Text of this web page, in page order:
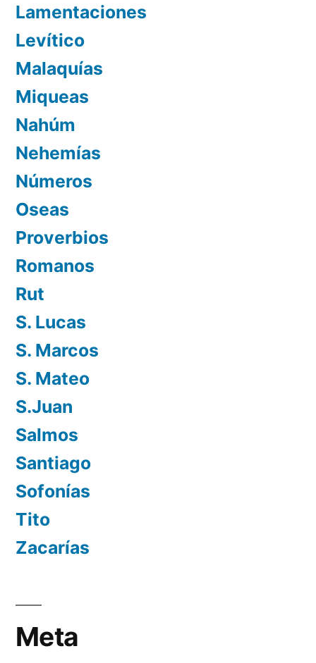
Lamentaciones
Levítico
Malaquías
Miqueas
Nahúm
Nehemías
Números
Oseas
Proverbios
Romanos
Rut
S. Lucas
S. Marcos
S. Mateo
S.Juan
Salmos
Santiago
Sofonías
Tito
Zacarías
Meta